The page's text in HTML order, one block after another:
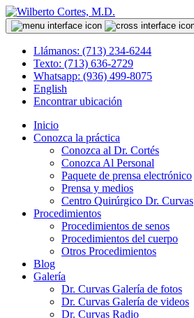
Llámanos: (713) 234-6244
Texto: (713) 636-2729
Whatsapp: (936) 499-8075
English
Encontrar ubicación
Inicio
Conozca la práctica
Conozca al Dr. Cortés
Conozca Al Personal
Paquete de prensa electrónico
Prensa y medios
Centro Quirúrgico Dr. Curvas
Procedimientos
Procedimientos de senos
Procedimientos del cuerpo
Otros Procedimientos
Blog
Galería
Dr. Curvas Galería de fotos
Dr. Curvas Galería de videos
Dr. Curvas Radio